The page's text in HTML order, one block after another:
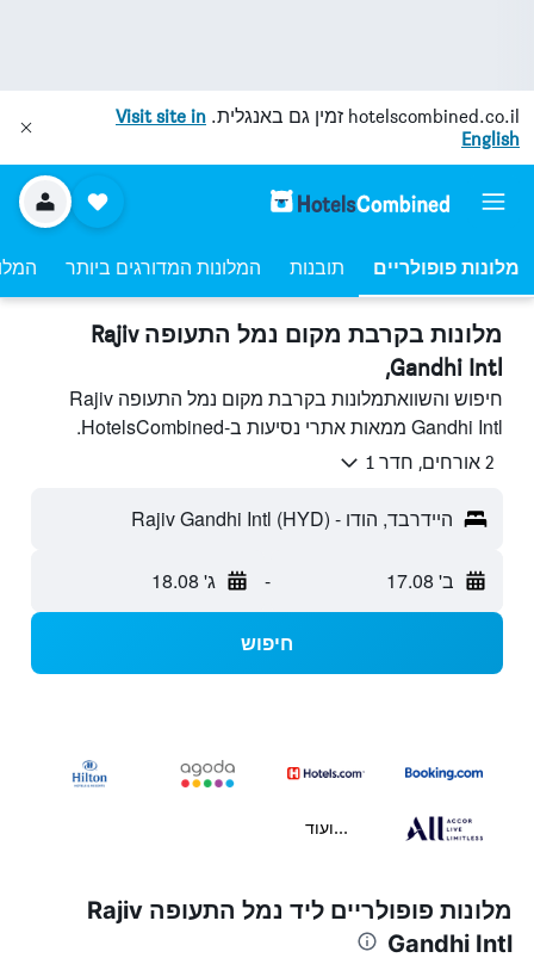
hotelscombined.co.il זמין גם באנגלית. Visit site in
English
מלונות פופולריים תובנות המלונות המדורגים ביותר
מלונות בקרבת מקום נמל התעופה Rajiv
Gandhi Intl,
חיפוש והשוואתמלונות בקרבת מקום נמל התעופה Rajiv
Gandhi Intl ממאות אתרי נסיעות ב-HotelsCombined.
2 אורחים, חדר 1
היידרבד, הודו - Rajiv Gandhi Intl (HYD)
ב' 17.08 - ג' 18.08
חיפוש
...ועוד
מלונות פופולריים ליד נמל התעופה Rajiv
Gandhi Intl